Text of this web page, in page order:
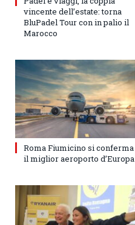
vincente dell’estate: torna
BluPadel Tour con in palio il
Marocco
Roma Fiumicino si conferma
il miglior aeroporto d’Europa